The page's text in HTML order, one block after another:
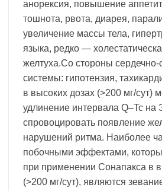
анорексия, повышение
тошнота, рвота, диарея,
увеличение массы тела,
языка, редко —
желтуха.Со стороны сердечно-
системы: гипотензия,
в высоких дозах (>200 мг/сут)
удлинение интервала Q–Tc на
спровоцировать появление
нарушений ритма. Наиболее
побочными эффектами,
при применении Сонапакса в
(>200 мг/сут), являются